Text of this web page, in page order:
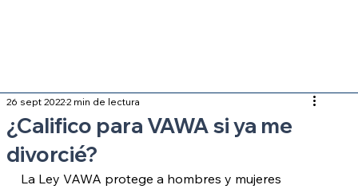
¿Califico para VAWA si ya me
divorcié?
26 sept 20222 min de lectura
La Ley VAWA protege a hombres y mujeres